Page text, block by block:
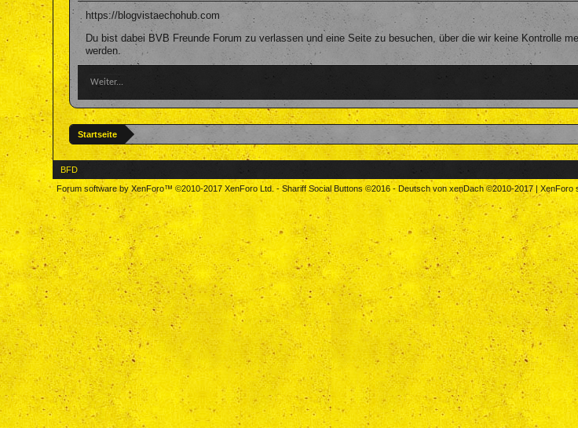
https://blogvistaechohub.com
Du bist dabei BVB Freunde Forum zu verlassen und eine Seite zu besuchen, über die wir keine Kontrolle
werden.
Weiter...
Startseite
BFD
Forum software by XenForo™©2010-2017 XenForo Ltd. -Shariff Social Buttons©2016 -Deutsch von xenDach©2010-2017 | XenForo